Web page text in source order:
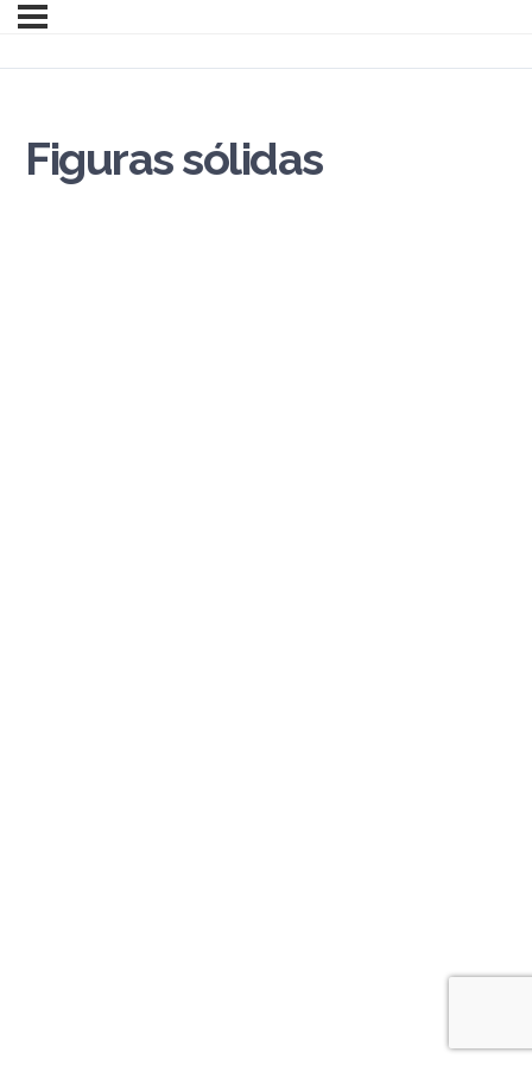
Figuras sólidas